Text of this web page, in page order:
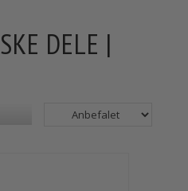
DELE |